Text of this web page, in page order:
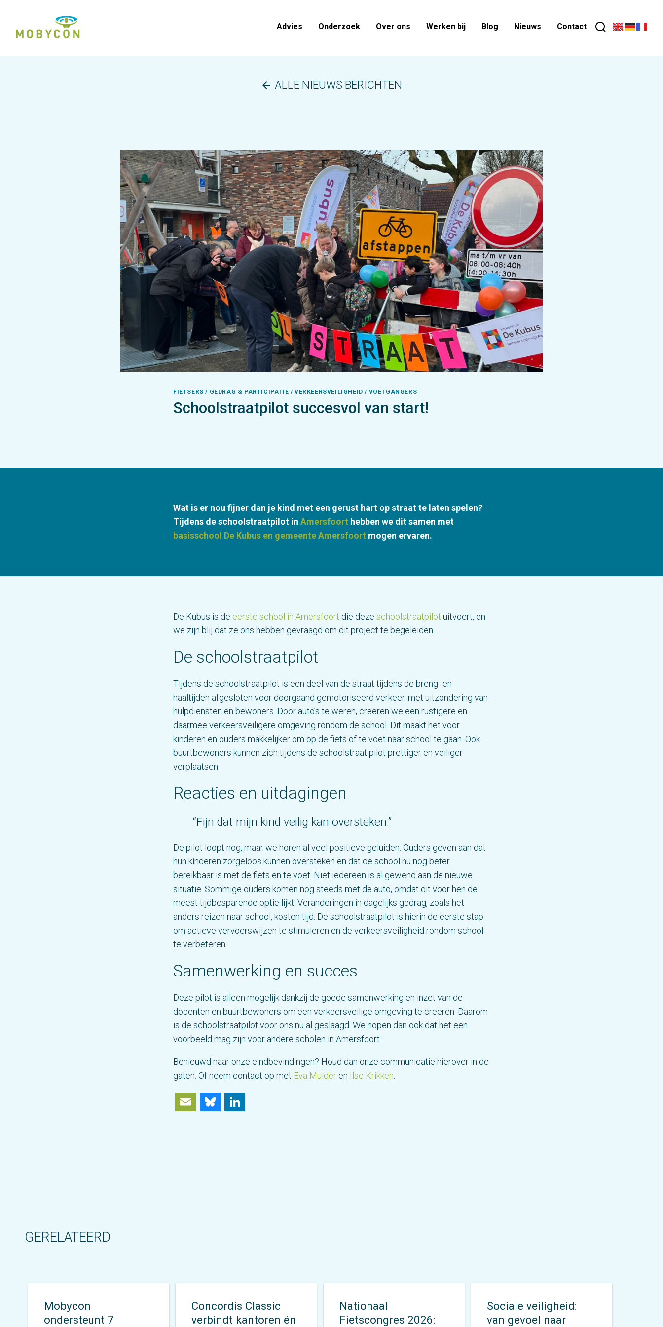
Advies Onderzoek Over ons Werken bij Blog Nieuws Contact
arrow_back ALLE NIEUWS BERICHTEN
FIETSERS / GEDRAG & PARTICIPATIE / VERKEERSVEILIGHEID / VOETGANGERS
Schoolstraatpilot succesvol van start!
Wat is er nou fijner dan je kind met een gerust hart op straat te laten spelen?
Tijdens de schoolstraatpilot in Amersfoort hebben we dit samen met
basisschool De Kubus en gemeente Amersfoort mogen ervaren.
De Kubus is de eerste school in Amersfoort die deze schoolstraatpilot uitvoert, en
we zijn blij dat ze ons hebben gevraagd om dit project te begeleiden.
De schoolstraatpilot
Tijdens de schoolstraatpilot is een deel van de straat tijdens de breng- en
haaltijden afgesloten voor doorgaand gemotoriseerd verkeer, met uitzondering van
hulpdiensten en bewoners. Door auto’s te weren, creëren we een rustigere en
daarmee verkeersveiligere omgeving rondom de school. Dit maakt het voor
kinderen en ouders makkelijker om op de fiets of te voet naar school te gaan. Ook
buurtbewoners kunnen zich tijdens de schoolstraat pilot prettiger en veiliger
verplaatsen.
Reacties en uitdagingen
“Fijn dat mijn kind veilig kan oversteken.”
De pilot loopt nog, maar we horen al veel positieve geluiden. Ouders geven aan dat
hun kinderen zorgeloos kunnen oversteken en dat de school nu nog beter
bereikbaar is met de fiets en te voet. Niet iedereen is al gewend aan de nieuwe
situatie. Sommige ouders komen nog steeds met de auto, omdat dit voor hen de
meest tijdbesparende optie lijkt. Veranderingen in dagelijks gedrag, zoals het
anders reizen naar school, kosten tijd. De schoolstraatpilot is hierin de eerste stap
om actieve vervoerswijzen te stimuleren en de verkeersveiligheid rondom school
te verbeteren.
Samenwerking en succes
Deze pilot is alleen mogelijk dankzij de goede samenwerking en inzet van de
docenten en buurtbewoners om een verkeersveilige omgeving te creëren. Daarom
is de schoolstraatpilot voor ons nu al geslaagd. We hopen dan ook dat het een
voorbeeld mag zijn voor andere scholen in Amersfoort.
Benieuwd naar onze eindbevindingen? Houd dan onze communicatie hierover in de
gaten. Of neem contact op met Eva Mulder en Ilse Krikken
EmailBluesky
GERELATEERD
Mobycon
ondersteunt 7
Concordis Classic
verbindt kantoren én
Nationaal
Fietscongres 2026:
Sociale veiligheid:
van gevoel naar